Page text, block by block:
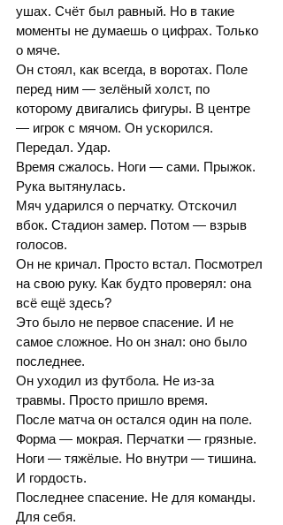
ушах. Счёт был равный. Но в такие
моменты не думаешь о цифрах. Только
о мяче.
Он стоял, как всегда, в воротах. Поле
перед ним — зелёный холст, по
которому двигались фигуры. В центре
— игрок с мячом. Он ускорился.
Передал. Удар.
Время сжалось. Ноги — сами. Прыжок.
Рука вытянулась.
Мяч ударился о перчатку. Отскочил
вбок. Стадион замер. Потом — взрыв
голосов.
Он не кричал. Просто встал. Посмотрел
на свою руку. Как будто проверял: она
всё ещё здесь?
Это было не первое спасение. И не
самое сложное. Но он знал: оно было
последнее.
Он уходил из футбола. Не из-за
травмы. Просто пришло время.
После матча он остался один на поле.
Форма — мокрая. Перчатки — грязные.
Ноги — тяжёлые. Но внутри — тишина.
И гордость.
Последнее спасение. Не для команды.
Для себя.